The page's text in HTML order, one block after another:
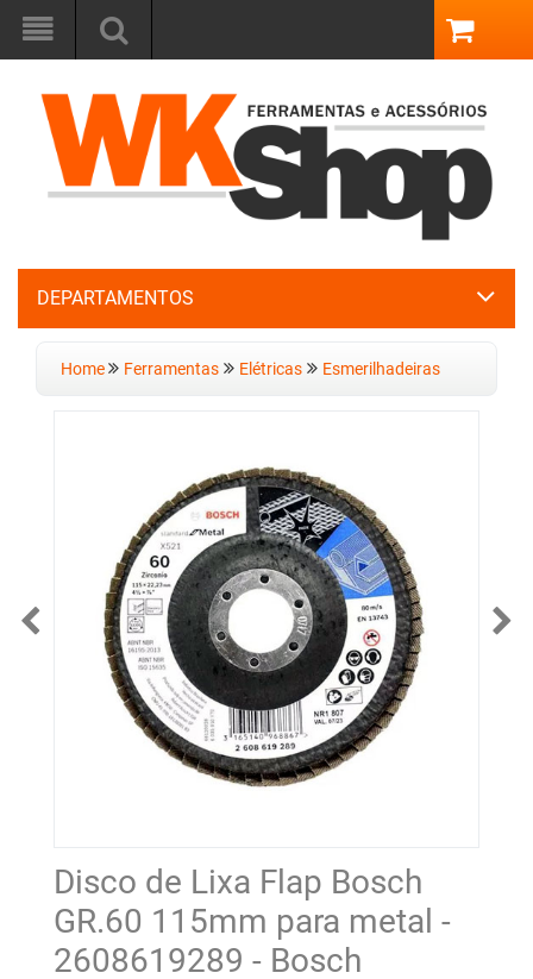
DEPARTAMENTOS
Home Ferramentas Elétricas Esmerilhadeiras
Disco de Lixa Flap Bosch
GR.60 115mm para metal -
2608619289 - Bosch